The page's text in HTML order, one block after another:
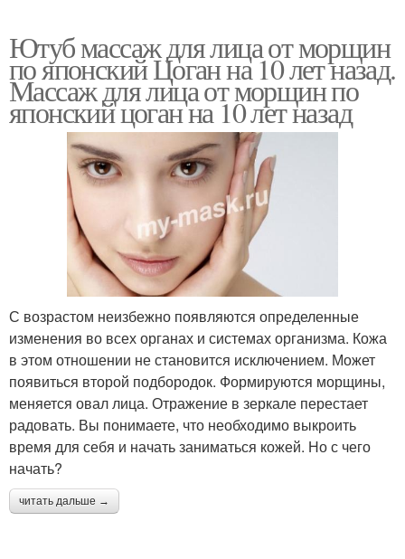
Ютуб массаж для лица от морщин
по японский Цоган на 10 лет назад.
Массаж для лица от морщин по
японский цоган на 10 лет назад
С возрастом неизбежно появляются определенные
изменения во всех органах и системах организма. Кожа
в этом отношении не становится исключением. Может
появиться второй подбородок. Формируются морщины,
меняется овал лица. Отражение в зеркале перестает
радовать. Вы понимаете, что необходимо выкроить
время для себя и начать заниматься кожей. Но с чего
начать?
читать дальше →